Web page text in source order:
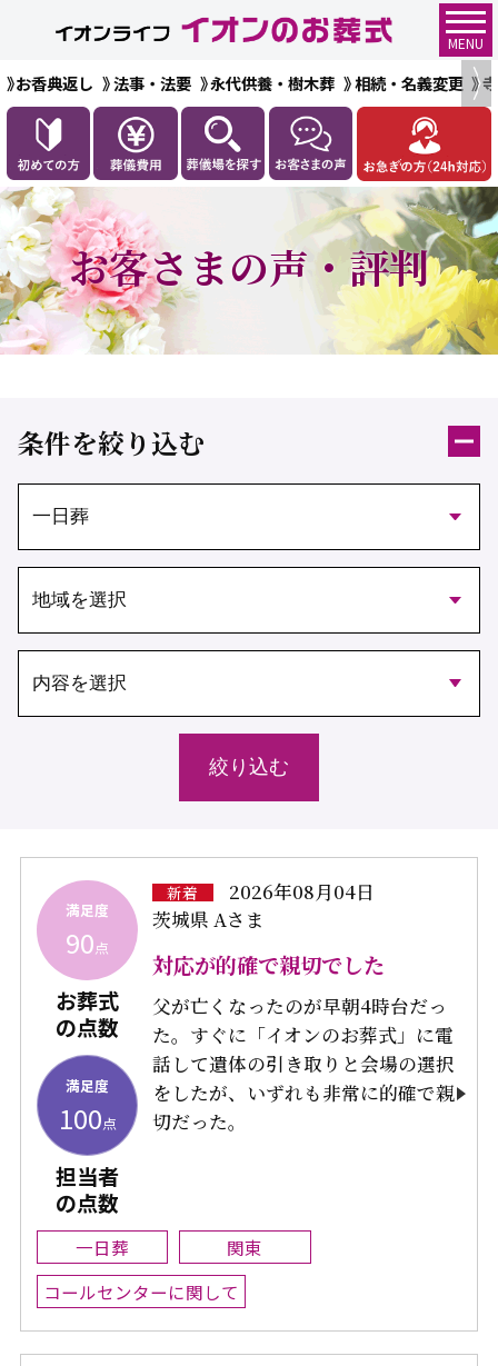
MENU
お香典返し 法事・法要 永代供養・樹木葬 相続・名義変更
お客さまの声・評判
条件を絞り込む
満足度
90点
お葬式
の点数
満足度
100点
担当者
の点数
新着
2026年08月04日
茨城県 Aさま
対応が的確で親切でした
父が亡くなったのが早朝4時台だっ
た。すぐに「イオンのお葬式」に電
話して遺体の引き取りと会場の選択
をしたが、いずれも非常に的確で親
切だった。
一日葬
関東
コールセンターに関して